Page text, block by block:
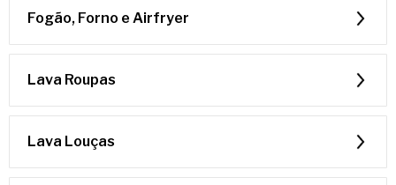
Fogão, Forno e Airfryer
Lava Roupas
Lava Louças